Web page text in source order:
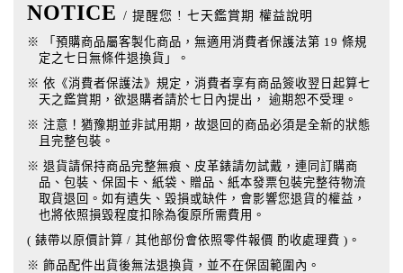
NOTICE / 提醒您 ! 七天鑑賞期 權益說明
※ 「預購商品屬客製化商品，無適用消費者保護法第 19 條規
定之七日無條件退換貨」。
※ 依《消費者保護法》規定，消費者享有商品簽收翌日起算七
天之鑑賞期，欲退購者請於七日內提出， 逾期恕不受理。
※ 注意！猶豫期並非試用期，故退回的商品必須是全新的狀態
且完整包裝。
※ 退貨請保持商品完整無痕、皮革錶請勿試戴，連同訂購商
品、包裝、保固卡、紙袋、贈品、紙本發票包裝完整待物流
取貨退回。如有遺失、毀損或缺件，會影響您退貨的權益，
也將依照損毀程度扣除為復原所需費用。
( 錶帶以原價計算 / 其他部份會依照零件報價 酌收處理費 )。
※ 飾品配件出貨後無法退換貨，並不在保固範圍內。